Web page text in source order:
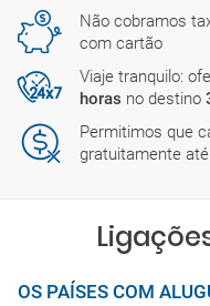
Não cobramos
com cartão
Viaje tranquilo:
horas no destino
Permitimos que
gratuitamente
OS PAÍSES COM